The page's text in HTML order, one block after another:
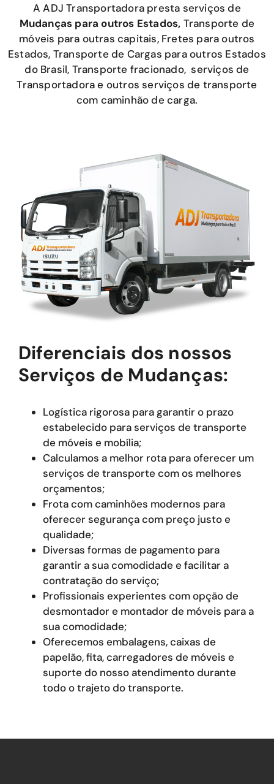
A ADJ Transportadora presta serviços de
Mudanças para outros Estados, Transporte de
móveis para outras capitais, Fretes para outros
Estados, Transporte de Cargas para outros Estados
do Brasil, Transporte fracionado, serviços de
Transportadora e outros serviços de transporte
com caminhão de carga.
Diferenciais dos nossos
Serviços de Mudanças:
Logística rigorosa para garantir o prazo
estabelecido para serviços de transporte
de móveis e mobília;
Calculamos a melhor rota para oferecer um
serviços de transporte com os melhores
orçamentos;
Frota com caminhões modernos para
oferecer segurança com preço justo e
qualidade;
Diversas formas de pagamento para
garantir a sua comodidade e facilitar a
contratação do serviço;
Profissionais experientes com opção de
desmontador e montador de móveis para a
sua comodidade;
Oferecemos embalagens, caixas de
papelão, fita, carregadores de móveis e
suporte do nosso atendimento durante
todo o trajeto do transporte.